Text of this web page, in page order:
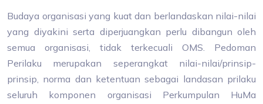
Budaya organisasi yang kuat dan berlandaskan nilai-nilai
yang diyakini serta diperjuangkan perlu dibangun oleh
semua organisasi, tidak terkecuali OMS. Pedoman
Perilaku merupakan seperangkat nilai‐nilai/prinsip-
prinsip, norma dan ketentuan sebagai landasan prilaku
seluruh komponen organisasi Perkumpulan HuMa